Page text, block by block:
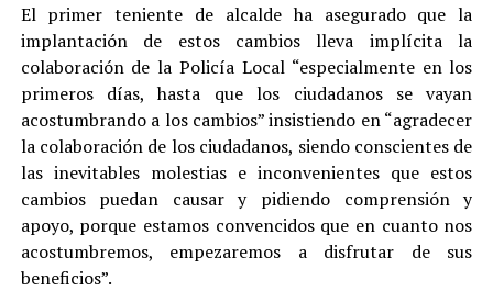
El primer teniente de alcalde ha asegurado que la
implantación de estos cambios lleva implícita la
colaboración de la Policía Local “especialmente en los
primeros días, hasta que los ciudadanos se vayan
acostumbrando a los cambios” insistiendo en “agradecer
la colaboración de los ciudadanos, siendo conscientes de
las inevitables molestias e inconvenientes que estos
cambios puedan causar y pidiendo comprensión y
apoyo, porque estamos convencidos que en cuanto nos
acostumbremos, empezaremos a disfrutar de sus
beneficios”.